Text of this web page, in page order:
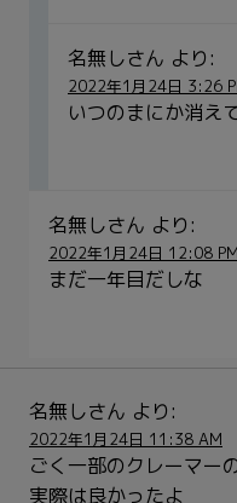
名無しさん より:
2022年1月24日 3:26
いつのまにか消え
名無しさん より:
2022年1月24日 12:08 PM
まだ一年目だしな
名無しさん より:
2022年1月24日 11:38 AM
ごく一部のクレーマー
実際は良かったよ